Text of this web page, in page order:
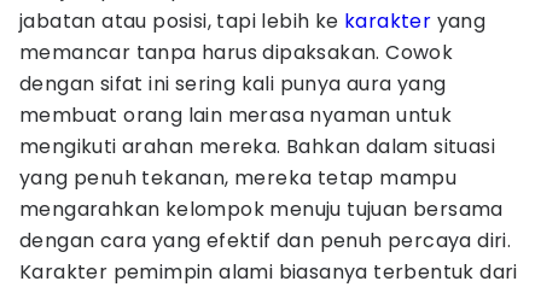
jabatan atau posisi, tapi lebih ke karakter yang
memancar tanpa harus dipaksakan. Cowok
dengan sifat ini sering kali punya aura yang
membuat orang lain merasa nyaman untuk
mengikuti arahan mereka. Bahkan dalam situasi
yang penuh tekanan, mereka tetap mampu
mengarahkan kelompok menuju tujuan bersama
dengan cara yang efektif dan penuh percaya diri.
Karakter pemimpin alami biasanya terbentuk dari